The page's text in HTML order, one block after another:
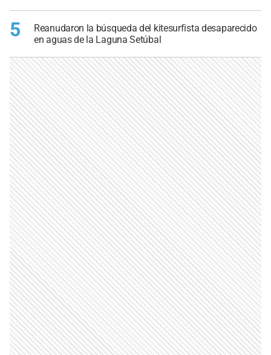
5
Reanudaron la búsqueda del kitesurfista desaparecido
en aguas de la Laguna Setúbal